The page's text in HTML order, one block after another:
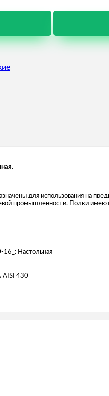
для использования на
промышленности. Полки
Настольная
AISI 430